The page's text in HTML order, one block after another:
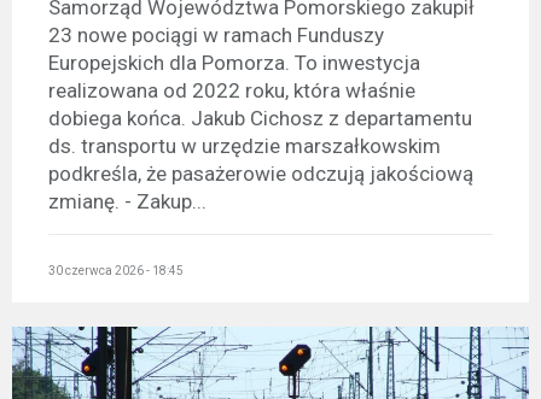
Samorząd Województwa Pomorskiego zakupił
23 nowe pociągi w ramach Funduszy
Europejskich dla Pomorza. To inwestycja
realizowana od 2022 roku, która właśnie
dobiega końca. Jakub Cichosz z departamentu
ds. transportu w urzędzie marszałkowskim
podkreśla, że pasażerowie odczują jakościową
zmianę. - Zakup...
30 czerwca 2026 - 18:45